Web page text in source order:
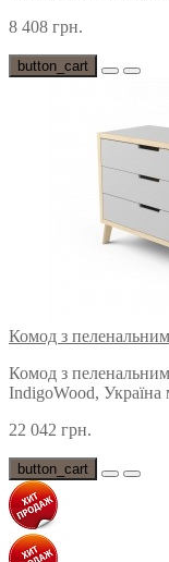
8 408 грн.
button_cart
Комод з
Комод з
IndigoWood,
22 042 грн.
button_cart